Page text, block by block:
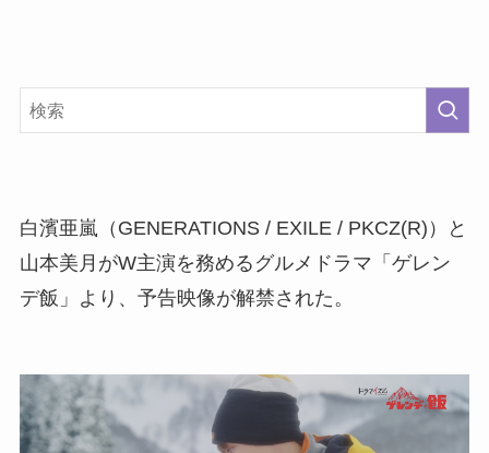
白濱亜嵐（GENERATIONS / EXILE / PKCZ(R)）と
山本美月がW主演を務めるグルメドラマ「ゲレン
デ飯」より、予告映像が解禁された。